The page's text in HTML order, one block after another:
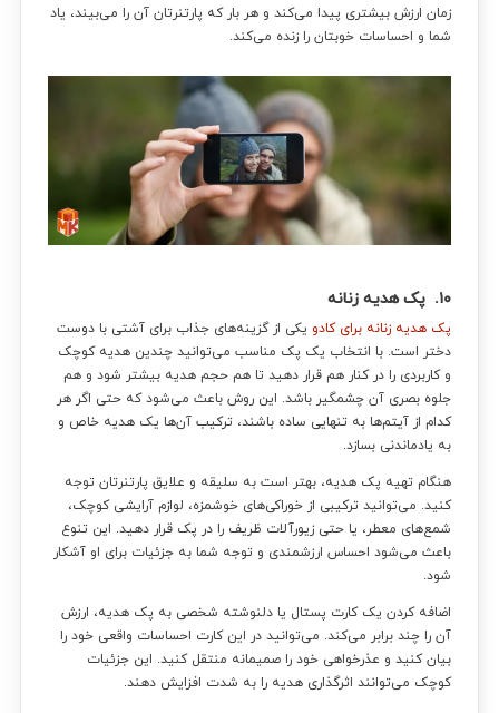
زمان ارزش بیشتری پیدا می‌کند و هر بار که پارتنرتان آن را می‌بیند، یاد
شما و احساسات خوبتان را زنده می‌کند.
۱۰. پک هدیه زنانه
پک هدیه زنانه برای کادو یکی از گزینه‌های جذاب برای آشتی با دوست
دختر است. با انتخاب یک پک مناسب می‌توانید چندین هدیه کوچک
و کاربردی را در کنار هم قرار دهید تا هم حجم هدیه بیشتر شود و هم
جلوه بصری آن چشمگیر باشد. این روش باعث می‌شود که حتی اگر هر
کدام از آیتم‌ها به تنهایی ساده باشند، ترکیب آن‌ها یک هدیه خاص و
به یادماندنی بسازد.
هنگام تهیه پک هدیه، بهتر است به سلیقه و علایق پارتنرتان توجه
کنید. می‌توانید ترکیبی از خوراکی‌های خوشمزه، لوازم آرایشی کوچک،
شمع‌های معطر، یا حتی زیورآلات ظریف را در پک قرار دهید. این تنوع
باعث می‌شود احساس ارزشمندی و توجه شما به جزئیات برای او آشکار
شود.
اضافه کردن یک کارت پستال یا دلنوشته شخصی به پک هدیه، ارزش
آن را چند برابر می‌کند. می‌توانید در این کارت احساسات واقعی خود را
بیان کنید و عذرخواهی خود را صمیمانه منتقل کنید. این جزئیات
کوچک می‌توانند اثرگذاری هدیه را به شدت افزایش دهند.